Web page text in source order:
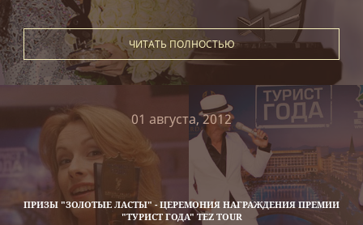
ЧИТАТЬ ПОЛНОСТЬЮ
01 августа, 2012
ПРИЗЫ "ЗОЛОТЫЕ ЛАСТЫ" - ЦЕРЕМОНИЯ НАГРАЖДЕНИЯ ПРЕМИИ
"ТУРИСТ ГОДА" TEZ TOUR